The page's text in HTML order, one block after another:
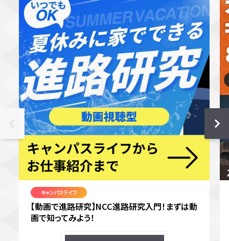
キャンパスライフ
【動画で進路研究】NCC進路研究入門！まずは動
画で知ってみよう！